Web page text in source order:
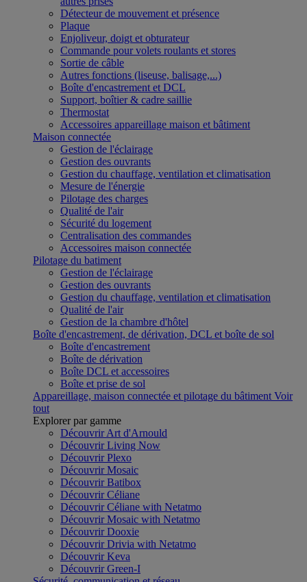
Détecteur de mouvement et présence
Plaque
Enjoliveur, doigt et obturateur
Commande pour volets roulants et stores
Sortie de câble
Autres fonctions (liseuse, balisage,...)
Boîte d'encastrement et DCL
Support, boîtier & cadre saillie
Thermostat
Accessoires appareillage maison et bâtiment
Maison connectée
Gestion de l'éclairage
Gestion des ouvrants
Gestion du chauffage, ventilation et climatisation
Mesure de l'énergie
Pilotage des charges
Qualité de l'air
Sécurité du logement
Centralisation des commandes
Accessoires maison connectée
Pilotage du batiment
Gestion de l'éclairage
Gestion des ouvrants
Gestion du chauffage, ventilation et climatisation
Qualité de l'air
Gestion de la chambre d'hôtel
Boîte d'encastrement, de dérivation, DCL et boîte de sol
Boîte d'encastrement
Boîte de dérivation
Boîte DCL et accessoires
Boîte et prise de sol
Appareillage, maison connectée et pilotage du bâtiment Voir
tout
Explorer par gamme
Découvrir Art d'Arnould
Découvrir Living Now
Découvrir Plexo
Découvrir Mosaic
Découvrir Batibox
Découvrir Céliane
Découvrir Céliane with Netatmo
Découvrir Mosaic with Netatmo
Découvrir Dooxie
Découvrir Drivia with Netatmo
Découvrir Keva
Découvrir Green-I